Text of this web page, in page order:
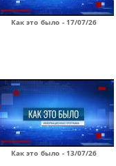
Как это было - 17/07/26
Как это было - 13/07/26